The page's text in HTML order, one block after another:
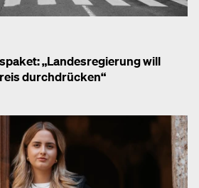
„Landesregierung will
durchdrücken“